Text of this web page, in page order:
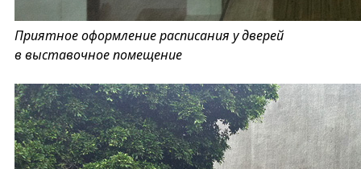
Приятное оформление расписания у дверей
в выставочное помещение